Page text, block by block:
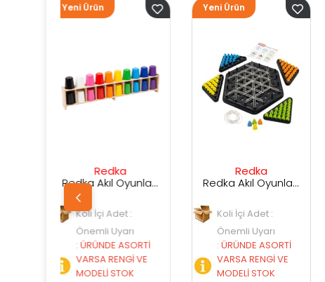
Koli İçi Adet :
Önemli Uyarı
:ÜRÜNDE ASORTİ
VARSA RENGİ VE
MODELİ STOK
Yeni Ürün
Sunman
Koli İçi Adet :
Önemli Uyarı
: ÜRÜNDE ASORTİ
VARSA RENGİ VE
MODELİ STOK
Yeni Ürün